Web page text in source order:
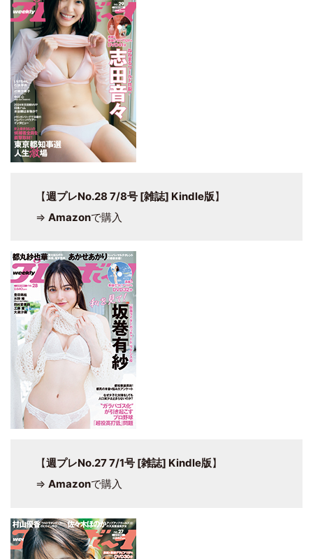
【週プレNo.28 7/8号 [雑誌] Kindle版】
⇒ Amazonで購入
【週プレNo.27 7/1号 [雑誌] Kindle版】
⇒ Amazonで購入